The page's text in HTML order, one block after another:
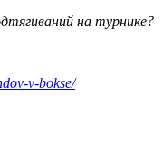
на турнике?
v-bokse/